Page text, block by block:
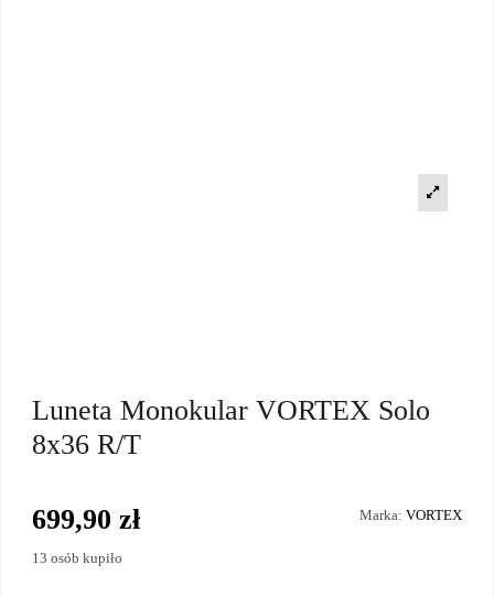
Luneta Monokular VORTEX Solo
8x36 R/T
Marka: VORTEX
699,90 zł
13 osób kupiło